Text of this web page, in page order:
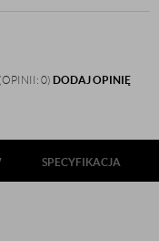
0) DODAJ OPINIĘ
SPECYFIKACJA